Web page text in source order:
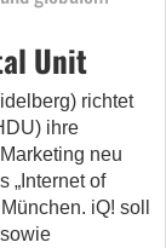
Unit
richtet
ihre
neu
„Internet of
iQ! soll